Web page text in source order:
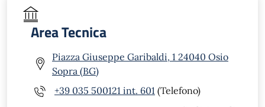
Area Tecnica
Piazza Giuseppe Garibaldi, 1 24040 Osio
Sopra (BG)
+39 035 500121 int. 601 (Telefono)